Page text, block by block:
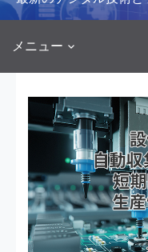
メニュー